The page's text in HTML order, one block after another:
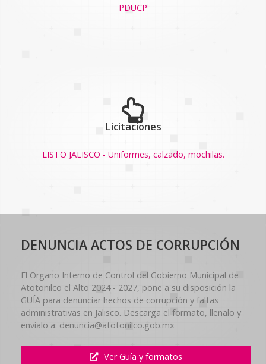
PDUCP
Licitaciones
LISTO JALISCO - Uniformes, calzado, mochilas.
DENUNCIA ACTOS DE CORRUPCIÓN
El Organo Interno de Control del Gobierno Municipal de
Atotonilco el Alto 2024 - 2027, pone a su disposición la
GUÍA para denunciar hechos de corrupción y faltas
administrativas en Jalisco. Descarga el formato, llenalo y
envialo a: denuncia@atotonilco.gob.mx
Ver Guía y formatos